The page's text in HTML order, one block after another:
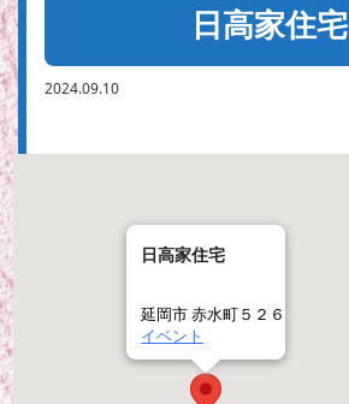
日高家住宅
2024.09.10
日高家住宅
延岡市 赤水町５２６
イベント